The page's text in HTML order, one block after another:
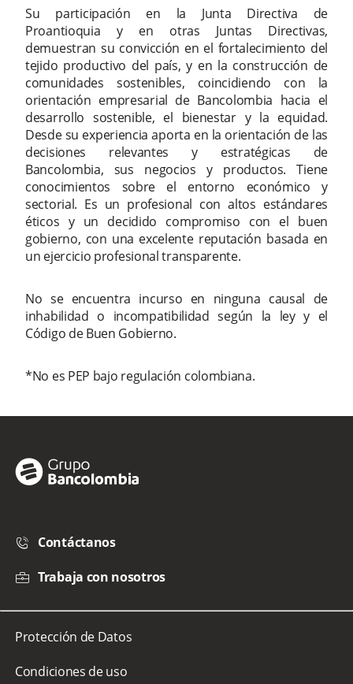
Su participación en la Junta Directiva de
Proantioquia y en otras Juntas Directivas,
demuestran su convicción en el fortalecimiento del
tejido productivo del país, y en la construcción de
comunidades sostenibles, coincidiendo con la
orientación empresarial de Bancolombia hacia el
desarrollo sostenible, el bienestar y la equidad.
Desde su experiencia aporta en la orientación de las
decisiones relevantes y estratégicas de
Bancolombia, sus negocios y productos. Tiene
conocimientos sobre el entorno económico y
sectorial. Es un profesional con altos estándares
éticos y un decidido compromiso con el buen
gobierno, con una excelente reputación basada en
un ejercicio profesional transparente.
No se encuentra incurso en ninguna causal de
inhabilidad o incompatibilidad según la ley y el
Código de Buen Gobierno.
*No es PEP bajo regulación colombiana.
Contáctanos
Trabaja con nosotros
Protección de Datos
Condiciones de uso